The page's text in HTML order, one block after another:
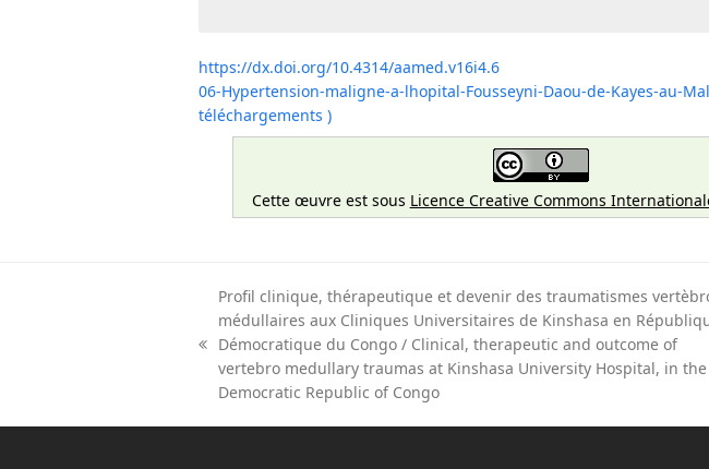
https://dx.doi.org/10.4314/aamed.v16i4.6
06-Hypertension-maligne-a-lhopital-Fousseyni-Daou-de-Kayes-au-
téléchargements )
Cette œuvre est sous Licence Creative Commons
previous
post:
Profil clinique, thérapeutique et devenir des traumatismes
médullaires aux Cliniques Universitaires de Kinshasa en
Démocratique du Congo / Clinical, therapeutic and outcome of
vertebro medullary traumas at Kinshasa University Hospital, in the
Democratic Republic of Congo